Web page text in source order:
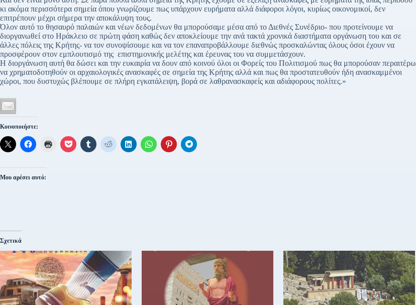
κι ακόμα περισσότερα σημεία όπου γνωρίζουμε πως υπάρχουν ευρήματα αλλά διάφοροι λόγοι, κυρίως οικονομικοί, δεν
επιτρέπουν μέχρι σήμερα την αποκάλυψη τους.
Όλον αυτό το θησαυρό παλαιών και νέων δεδομένων θα μπορούσαμε μέσα από το Διεθνές Συνέδριο- που προτείνουμε να
διοργανωθεί στο Ηράκλειο σε πρώτη φάση καθώς δεν αποκλείουμε την ανά τακτά χρονικά διαστήματα οργάνωση του και σε
άλλες πόλεις της Κρήτης- να τον συνοψίσουμε και να τον επαναπροβάλλουμε διεθνώς προσκαλώντας όλους όσοι έχουν να
προσφέρουν στον εμπλουτισμό της επιστημονικής μελέτης και έρευνας του να συμμετάσχουν.
Η διοργάνωση αυτή θα δώσει και την ευκαιρία να δουν από κοινού όλοι οι Φορείς του Πολιτισμού πως θα μπορούσαν περαιτέρω
να χρηματοδοτηθούν οι αρχαιολογικές ανασκαφές σε σημεία της Κρήτης αλλά και πως θα προστατευθούν ήδη ανασκαμμένοι
χώροι, που δυστυχώς βλέπουμε σε πλήρη εγκατάλειψη, βορά σε λαθρανασκαφείς και αδιάφορους πολίτες.»
Κοινοποιήστε:
Μου αρέσει αυτό:
Σχετικά